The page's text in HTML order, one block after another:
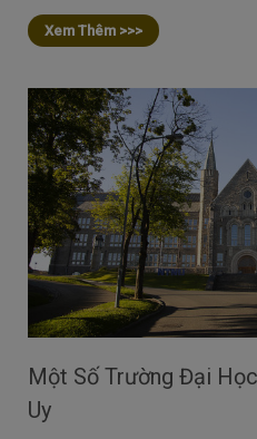
Xem Thêm >>>
Một Số Trường Đại
Uy